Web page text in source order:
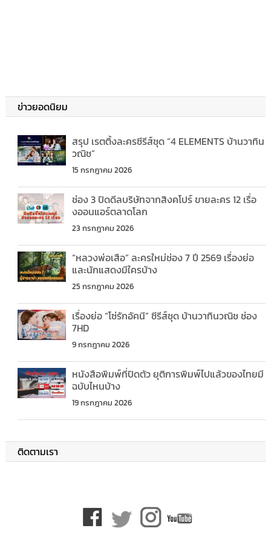
ข่าวยอดนิยม
สรุป เรตติ้งละครซีรีส์ชุด “4 ELEMENTS บ้านวาทิน
วณิช”
15 กรกฎาคม 2026
ช่อง 3 ปิดดีลบริษัทจากสิงคโปร์ ขายละคร 12 เรื่อ
งออนแอร์ตลาดโลก
23 กรกฎาคม 2026
“หลวงพ่อเสือ” ละครใหม่ช่อง 7 ปี 2569 เรื่องย่อ
และนักแสดงมีใครบ้าง
25 กรกฎาคม 2026
เรื่องย่อ “โซ่รักอัคนี” ซีรีส์ชุด บ้านวาทินวณิช ช่อง
7HD
9 กรกฎาคม 2026
หนังสือพิมพ์ที่ปิดตัว ยุติการพิมพ์ไปแล้วของไทยมี
ฉบับไหนบ้าง
19 กรกฎาคม 2026
ติดตามเรา